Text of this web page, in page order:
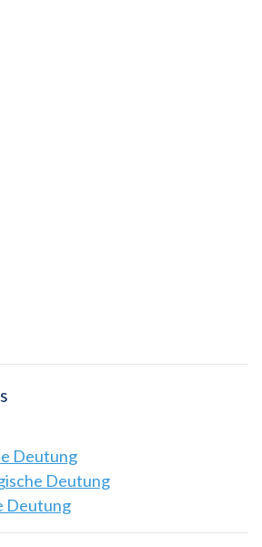
Deutung
Deutung
Deutung